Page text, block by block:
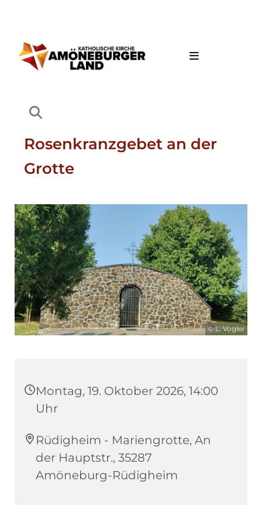
Rosenkranzgebet an der
Grotte
© L. Vogler
Montag, 19. Oktober 2026, 14:00
Uhr
Rüdigheim - Mariengrotte, An
der Hauptstr., 35287
Amöneburg-Rüdigheim